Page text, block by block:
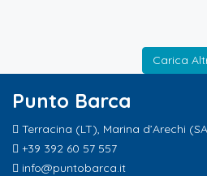
Carica
Punto Barca
Terracina (LT), Marina d’Arechi
+39 392 60 57 557
info@puntobarca.it